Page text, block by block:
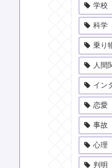
学校
科学
乗り
人間
イン
恋愛
事故
心理
判明